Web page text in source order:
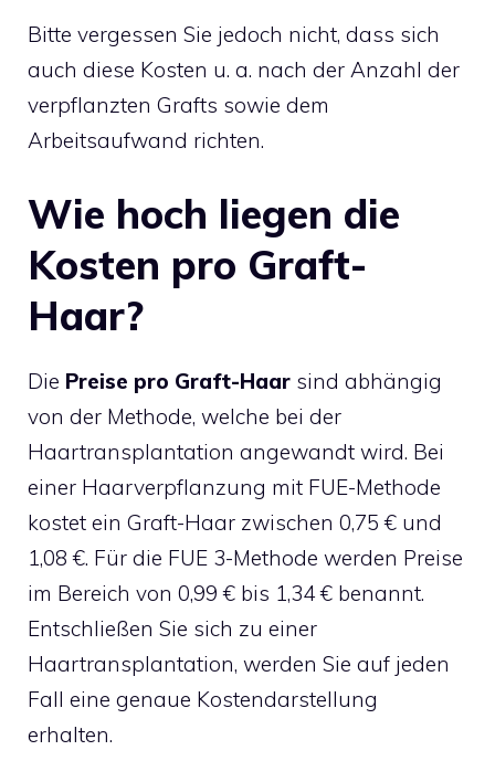
Bitte vergessen Sie jedoch nicht, dass sich
auch diese Kosten u. a. nach der Anzahl der
verpflanzten Grafts sowie dem
Arbeitsaufwand richten.
Wie hoch liegen die
Kosten pro Graft-
Haar?
Die Preise pro Graft-Haar sind abhängig
von der Methode, welche bei der
Haartransplantation angewandt wird. Bei
einer Haarverpflanzung mit FUE-Methode
kostet ein Graft-Haar zwischen 0,75 € und
1,08 €. Für die FUE 3-Methode werden Preise
im Bereich von 0,99 € bis 1,34 € benannt.
Entschließen Sie sich zu einer
Haartransplantation, werden Sie auf jeden
Fall eine genaue Kostendarstellung
erhalten.